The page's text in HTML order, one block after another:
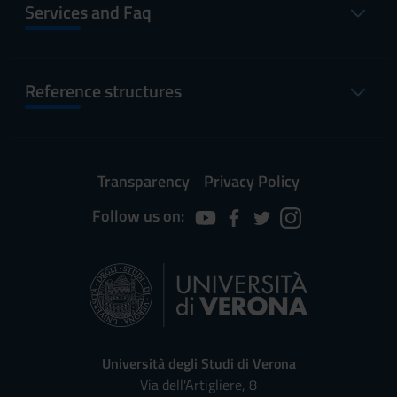
Services and Faq
Reference structures
Transparency
Privacy Policy
Follow us on:
Università degli Studi di Verona
Via dell'Artigliere, 8